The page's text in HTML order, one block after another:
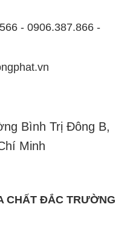
- 0906.387.866 -
Bình Trị Đông B,
Minh
CHẤT ĐẮC TRƯỜNG